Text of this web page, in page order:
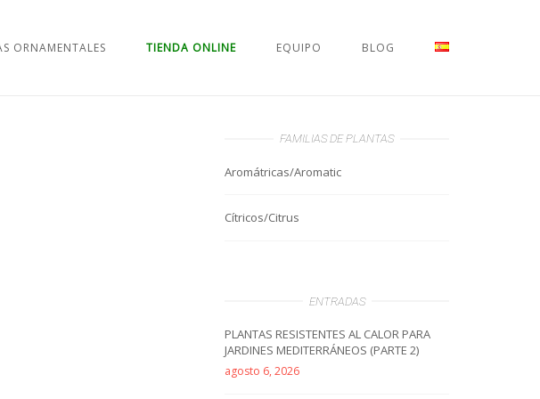
ORNAMENTALES TIENDA ONLINE EQUIPO BLOG
FAMILIAS DE PLANTAS
Aromátricas/Aromatic
Cítricos/Citrus
ENTRADAS
PLANTAS RESISTENTES AL CALOR PARA
JARDINES MEDITERRÁNEOS (PARTE 2)
agosto 6, 2026